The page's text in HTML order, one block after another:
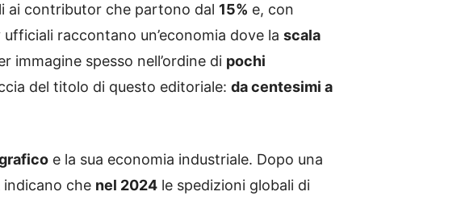
ai contributor che partono dal 15% e, con
raccontano un’economia dove la scala
immagine spesso nell’ordine di pochi
del titolo di questo editoriale: da centesimi a
e la sua economia industriale. Dopo una
indicano che nel 2024 le spedizioni globali di